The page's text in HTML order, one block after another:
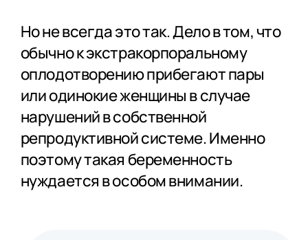
Но не всегда это так. Дело в том, что
обычно к экстракорпоральному
оплодотворению прибегают пары
или одинокие женщины в случае
нарушений в собственной
репродуктивной системе. Именно
поэтому такая беременность
нуждается в особом внимании.